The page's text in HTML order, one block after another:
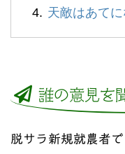
天敵はあて
誰の意見を
脱サラ新規就農者